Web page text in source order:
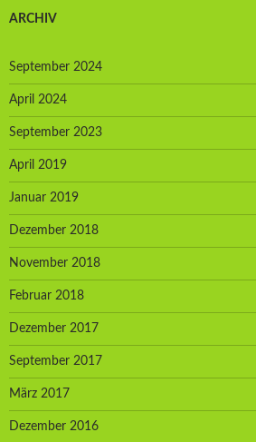
ARCHIV
September 2024
April 2024
September 2023
April 2019
Januar 2019
Dezember 2018
November 2018
Februar 2018
Dezember 2017
September 2017
März 2017
Dezember 2016